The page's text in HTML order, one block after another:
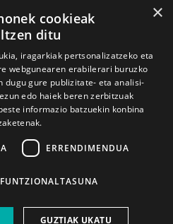
2026ko mar. 1a
×
cookieak
ditu
iragarkiak pertsonalizatzeko eta
webgunearen erabilerari buruzko
dugu gure publizitate- eta analisi-
edo haiek beren zerbitzuak
informazio batzuekin konbina
ERRENDIMENDUA
FUNTZIONALTASUNA
GUZTIAK UKATU